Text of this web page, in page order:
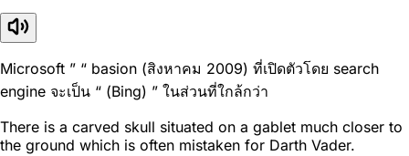
Microsoft ” “ basion (สิงหาคม 2009) ที่เปิดตัวโดย search
engine จะเป็น “ (Bing) ” ในส่วนที่ใกล้กว่า
There is a carved skull situated on a gablet much closer to
the ground which is often mistaken for Darth Vader.